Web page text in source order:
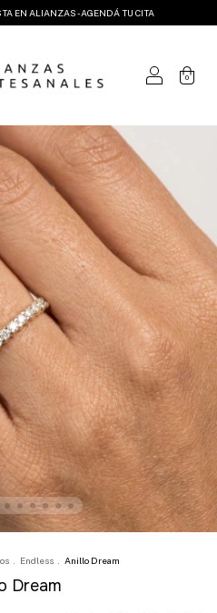
EN ALIANZAS - AGENDÁ TU CITA
0
Endless Anillo Dream
Dream